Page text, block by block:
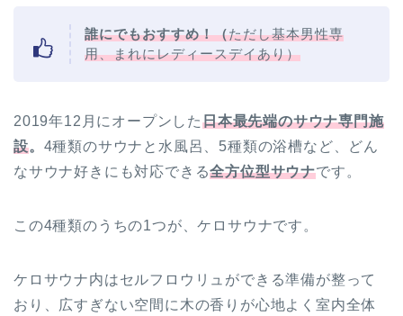
誰にでもおすすめ！（ただし基本男性専
用、まれにレディースデイあり）
2019年12月にオープンした日本最先端のサウナ専門施
設。 4種類のサウナと水風呂、5種類の浴槽など、どん
なサウナ好きにも対応できる全方位型サウナです。
この4種類のうちの1つが、ケロサウナです。
ケロサウナ内はセルフロウリュができる準備が整って
おり、広すぎない空間に木の香りが心地よく室内全体